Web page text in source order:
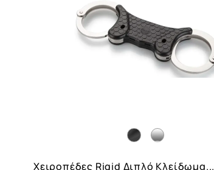
Χειροπέδες Rigid Διπλό Κλείδωμα...